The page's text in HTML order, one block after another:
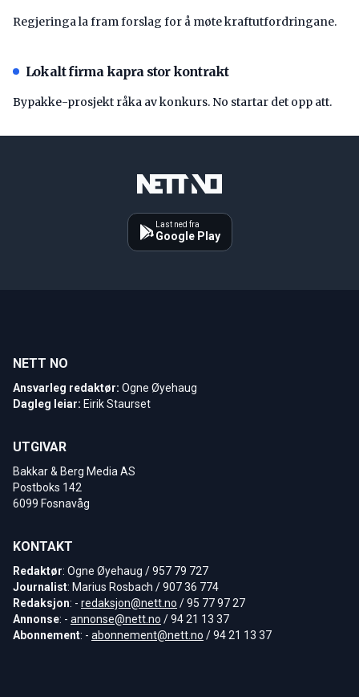
Regjeringa la fram forslag for å møte kraftutfordringane.
Lokalt firma kapra stor kontrakt
Bypakke-prosjekt råka av konkurs. No startar det opp att.
Last ned fra
Google Play
NETT NO
Ansvarleg redaktør: Ogne Øyehaug
Dagleg leiar: Eirik Staurset
UTGIVAR
Bakkar & Berg Media AS
Postboks 142
6099 Fosnavåg
KONTAKT
Redaktør: Ogne Øyehaug / 957 79 727
Journalist: Marius Rosbach / 907 36 774
Redaksjon: - redaksjon@nett.no / 95 77 97 27
Annonse: - annonse@nett.no / 94 21 13 37
Abonnement: - abonnement@nett.no / 94 21 13 37